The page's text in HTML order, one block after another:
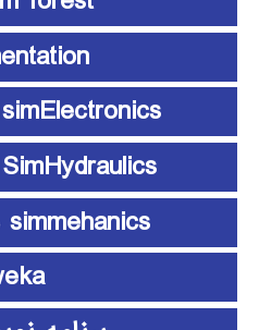
simElectronics در Simulink
SimHydraulics در simulink
simmehanics در simulink